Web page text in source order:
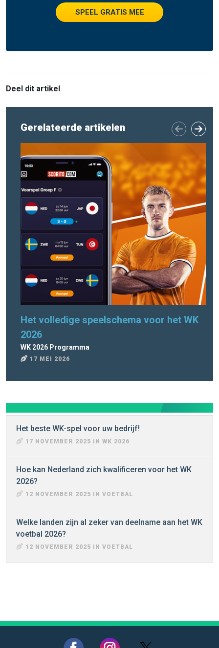
SPEEL GRATIS MEE
Deel dit artikel
Gerelateerde artikelen
Het volledige speelschema voor het WK
2026
WK 2026 Programma
17 MEI 2026
Het beste WK-spel voor uw bedrijf!
17 NOVEMBER 2025 IN WK 2026
Hoe kan Nederland zich kwalificeren voor het WK
2026?
12 NOVEMBER 2025 IN VOETBAL
Welke landen zijn al zeker van deelname aan het WK
voetbal 2026?
12 NOVEMBER 2025 IN VOETBAL